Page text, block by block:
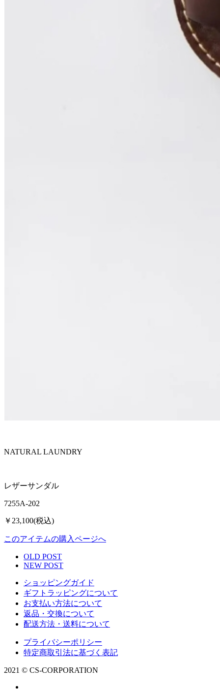
NATURAL LAUNDRY
レザーサンダル
7255A-202
￥23,100(税込)
このアイテムの購入ページへ
OLD POST
NEW POST
ショッピングガイド
ギフトラッピングについて
お支払い方法について
返品・交換について
配送方法・送料について
プライバシーポリシー
特定商取引法に基づく表記
2021 © CS-CORPORATION